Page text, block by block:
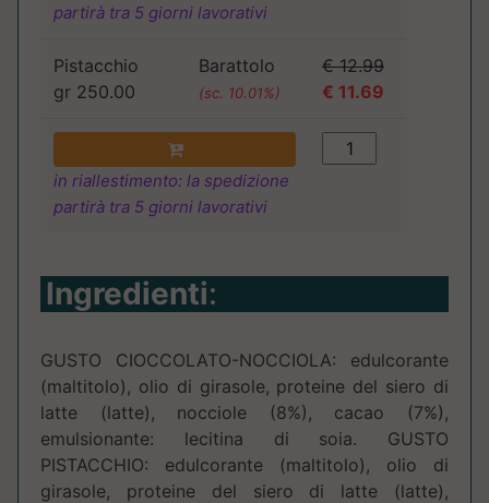
partirà tra 5 giorni lavorativi
Pistacchio
gr 250.00
Barattolo
(sc. 10.01%)
€ 12.99
€ 11.69
in riallestimento: la spedizione
partirà tra 5 giorni lavorativi
Ingredienti:
GUSTO CIOCCOLATO-NOCCIOLA: edulcorante
(maltitolo), olio di girasole, proteine del siero di
latte (latte), nocciole (8%), cacao (7%),
emulsionante: lecitina di soia. GUSTO
PISTACCHIO: edulcorante (maltitolo), olio di
girasole, proteine del siero di latte (latte),